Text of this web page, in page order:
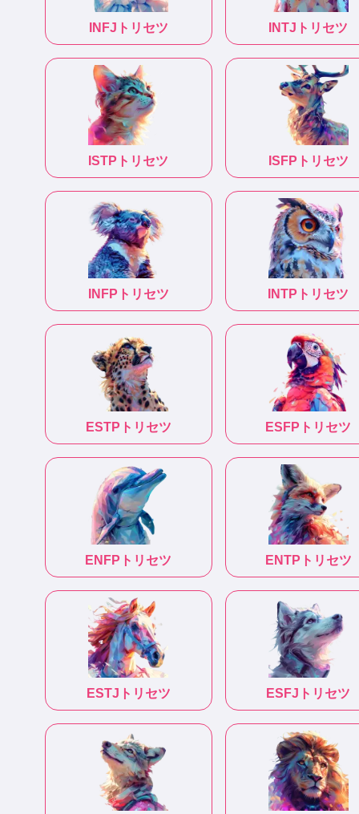
INFJ トリセツ INTJ トリセツ
ISTP トリセツ ISFP トリセツ
INFP トリセツ INTP トリセツ
ESTP トリセツ ESFP トリセツ
ENFP トリセツ ENTP トリセツ
ESTJ トリセツ ESFJ トリセツ